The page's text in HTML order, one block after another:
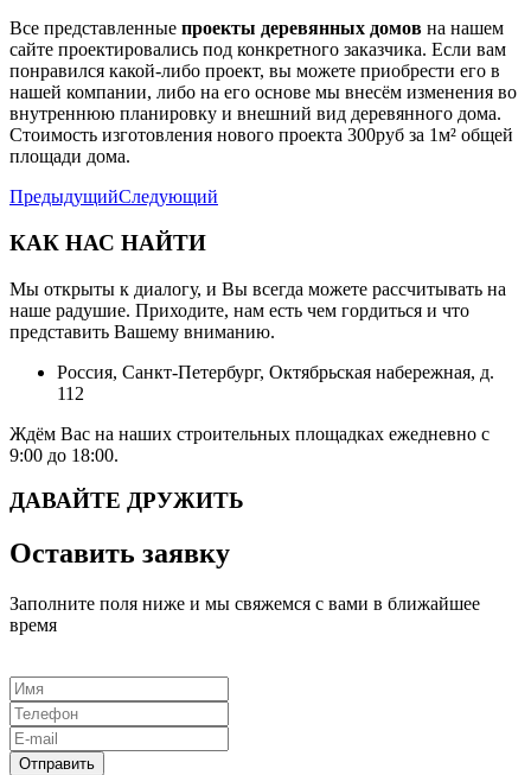
Все представленные проекты деревянных домов на нашем
сайте проектировались под конкретного заказчика. Если вам
понравился какой-либо проект, вы можете приобрести его в
нашей компании, либо на его основе мы внесём изменения во
внутреннюю планировку и внешний вид деревянного дома.
Стоимость изготовления нового проекта 300руб за 1м² общей
площади дома.
ПредыдущийСледующий
КАК НАС НАЙТИ
Мы открыты к диалогу, и Вы всегда можете рассчитывать на
наше радушие. Приходите, нам есть чем гордиться и что
представить Вашему вниманию.
Россия, Санкт-Петербург, Октябрьская набережная, д.
112
Ждём Вас на наших строительных площадках ежедневно с
9:00 до 18:00.
ДАВАЙТЕ ДРУЖИТЬ
Оставить заявку
Заполните поля ниже и мы свяжемся с вами в ближайшее
время
Отправить